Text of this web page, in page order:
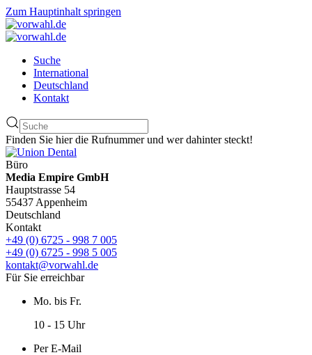
Zum Hauptinhalt springen
Suche
International
Deutschland
Kontakt
Finden Sie hier die Rufnummer und wer dahinter steckt!
Büro
Media Empire GmbH
Hauptstrasse 54
55437 Appenheim
Deutschland
Kontakt
+49 (0) 6725 - 998 7 005
+49 (0) 6725 - 998 5 005
kontakt@vorwahl.de
Für Sie erreichbar
Mo. bis Fr.
10 - 15 Uhr
Per E-Mail